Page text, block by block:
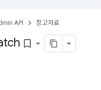
API 참고자료
bookmark_border